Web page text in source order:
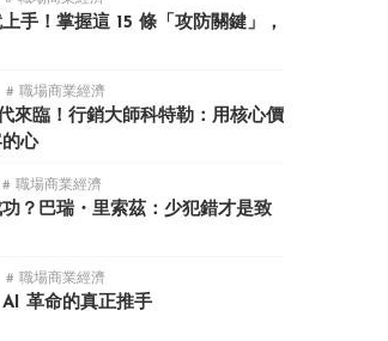
手！掌握這 15 條「攻防關鍵」，
# 職場商業經濟
來臨！行銷大師科特勒：用核心價
心
# 職場商業經濟
？巴瑞・里索茲：少犯錯才是致
# 職場商業經濟
AI 革命的真正推手